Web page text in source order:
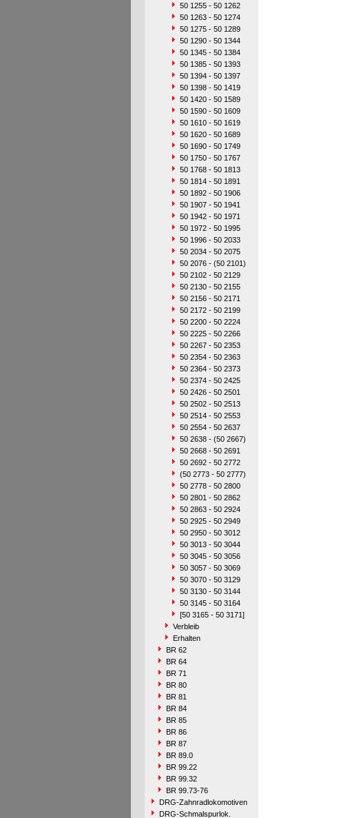
50 1255 - 50 1262
50 1263 - 50 1274
50 1275 - 50 1289
50 1290 - 50 1344
50 1345 - 50 1384
50 1385 - 50 1393
50 1394 - 50 1397
50 1398 - 50 1419
50 1420 - 50 1589
50 1590 - 50 1609
50 1610 - 50 1619
50 1620 - 50 1689
50 1690 - 50 1749
50 1750 - 50 1767
50 1768 - 50 1813
50 1814 - 50 1891
50 1892 - 50 1906
50 1907 - 50 1941
50 1942 - 50 1971
50 1972 - 50 1995
50 1996 - 50 2033
50 2034 - 50 2075
50 2076 - (50 2101)
50 2102 - 50 2129
50 2130 - 50 2155
50 2156 - 50 2171
50 2172 - 50 2199
50 2200 - 50 2224
50 2225 - 50 2266
50 2267 - 50 2353
50 2354 - 50 2363
50 2364 - 50 2373
50 2374 - 50 2425
50 2426 - 50 2501
50 2502 - 50 2513
50 2514 - 50 2553
50 2554 - 50 2637
50 2638 - (50 2667)
50 2668 - 50 2691
50 2692 - 50 2772
(50 2773 - 50 2777)
50 2778 - 50 2800
50 2801 - 50 2862
50 2863 - 50 2924
50 2925 - 50 2949
50 2950 - 50 3012
50 3013 - 50 3044
50 3045 - 50 3056
50 3057 - 50 3069
50 3070 - 50 3129
50 3130 - 50 3144
50 3145 - 50 3164
[50 3165 - 50 3171]
Verbleib
Erhalten
BR 62
BR 64
BR 71
BR 80
BR 81
BR 84
BR 85
BR 86
BR 87
BR 89.0
BR 99.22
BR 99.32
BR 99.73-76
DRG-Zahnradlokomotiven
DRG-Schmalspurlok.